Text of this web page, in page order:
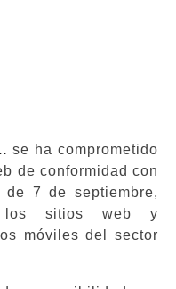
se ha comprometido
de conformidad con
de 7 de septiembre,
los sitios web y
móviles del sector